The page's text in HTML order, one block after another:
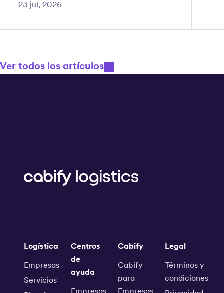
23 jul, 2026
Ver todos los artículos
Logística
Empresas
Servicios
Centros
de
ayuda
Cabify
Cabify
para
Legal
Términos y
condiciones